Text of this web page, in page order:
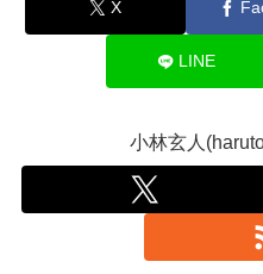
X
LINE
小林玄人